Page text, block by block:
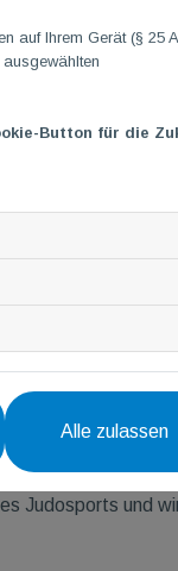
nicht bereits in
Gruppe – nur bei
Judosports und
auf Ihrem Gerät (§ 25
Button für die
Alle zulassen